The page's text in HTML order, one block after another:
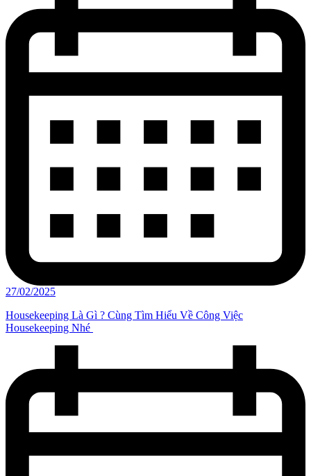
27/02/2025
Housekeeping Là Gì ? Cùng Tìm Hiểu Về Công Việc
Housekeeping Nhé